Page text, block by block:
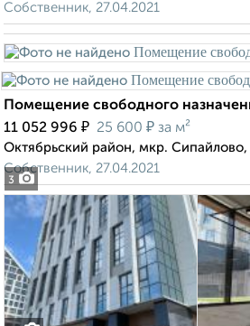
Собственник, 27.04.2021
3
Помещение свободного
11 052 996 ₽ 25 600 ₽ за м²
Октябрьский район, мкр.
Собственник, 27.04.2021